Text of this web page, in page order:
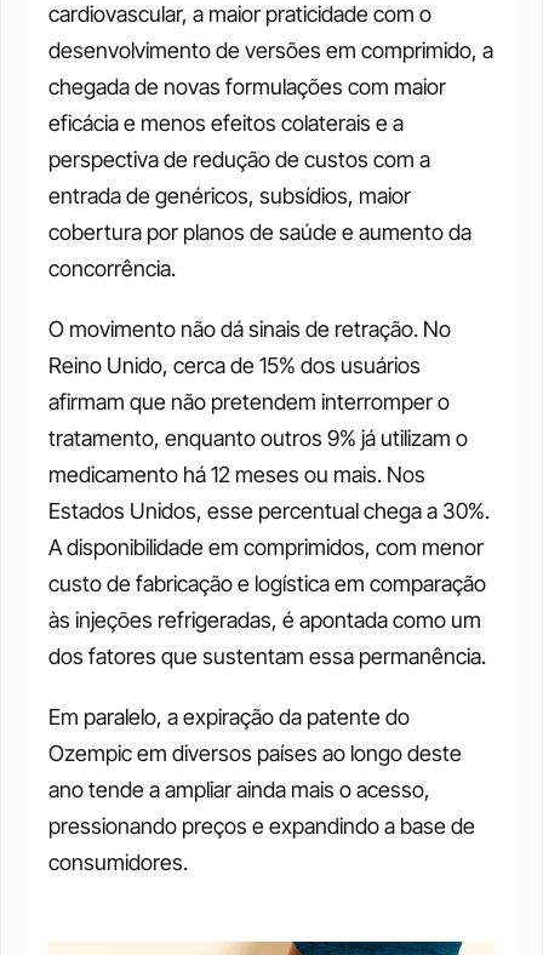
cardiovascular, a maior praticidade com o
desenvolvimento de versões em comprimido, a
chegada de novas formulações com maior
eficácia e menos efeitos colaterais e a
perspectiva de redução de custos com a
entrada de genéricos, subsídios, maior
cobertura por planos de saúde e aumento da
concorrência.
O movimento não dá sinais de retração. No
Reino Unido, cerca de 15% dos usuários
afirmam que não pretendem interromper o
tratamento, enquanto outros 9% já utilizam o
medicamento há 12 meses ou mais. Nos
Estados Unidos, esse percentual chega a 30%.
A disponibilidade em comprimidos, com menor
custo de fabricação e logística em comparação
às injeções refrigeradas, é apontada como um
dos fatores que sustentam essa permanência.
Em paralelo, a expiração da patente do
Ozempic em diversos países ao longo deste
ano tende a ampliar ainda mais o acesso,
pressionando preços e expandindo a base de
consumidores.